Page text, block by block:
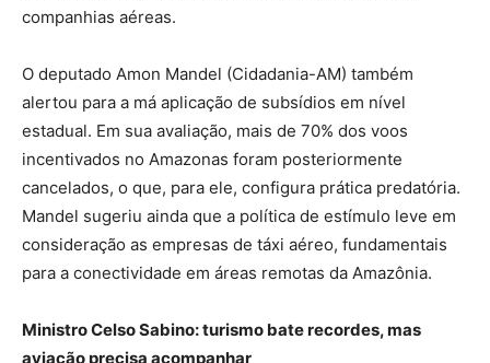
companhias aéreas.
O deputado Amon Mandel (Cidadania-AM) também
alertou para a má aplicação de subsídios em nível
estadual. Em sua avaliação, mais de 70% dos voos
incentivados no Amazonas foram posteriormente
cancelados, o que, para ele, configura prática predatória.
Mandel sugeriu ainda que a política de estímulo leve em
consideração as empresas de táxi aéreo, fundamentais
para a conectividade em áreas remotas da Amazônia.
Ministro Celso Sabino: turismo bate recordes, mas
aviação precisa acompanhar